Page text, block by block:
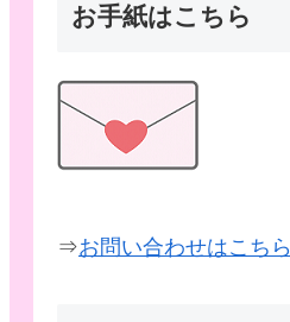
お手紙はこちら
⇒お問い合わせはこちら